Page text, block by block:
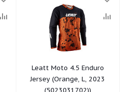
Leatt Moto 4.5 Enduro
Jersey (Orange, L, 2023
(5023031702))